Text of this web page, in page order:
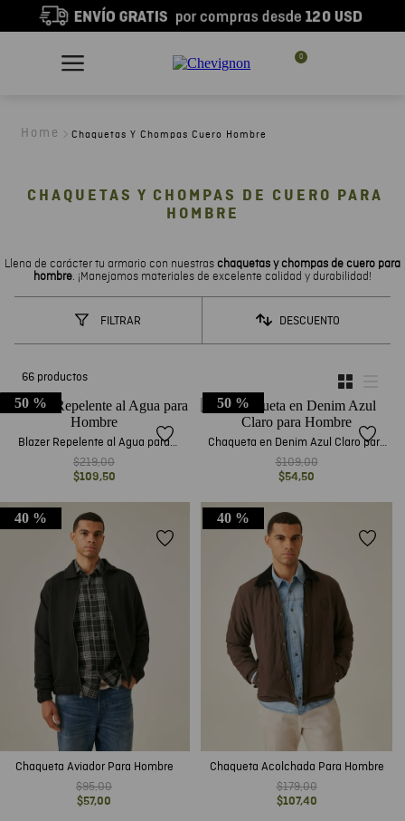
0
Chaquetas Y Chompas Cuero Hombre
CHAQUETAS Y CHOMPAS DE CUERO PARA
HOMBRE
Llena de carácter tu armario con nuestras chaquetas y chompas de cuero para
hombre. ¡Manejamos materiales de excelente calidad y durabilidad!
FILTRAR DESCUENTO
66 productos
50 %
Blazer Repelente al Agua para
Hombre
$219,00
$109,50
50 %
Chaqueta en Denim Azul Claro para
Hombre
$109,00
$54,50
40 %
Chaqueta Aviador Para Hombre
$95,00
$57,00
40 %
Chaqueta Acolchada Para Hombre
$179,00
$107,40